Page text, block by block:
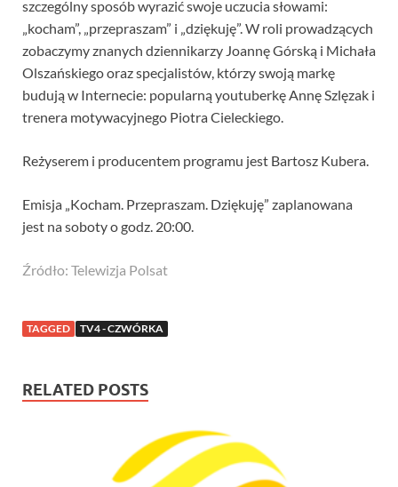
szczególny sposób wyrazić swoje uczucia słowami:
„kocham”, „przepraszam” i „dziękuję”. W roli prowadzących
zobaczymy znanych dziennikarzy Joannę Górską i Michała
Olszańskiego oraz specjalistów, którzy swoją markę
budują w Internecie: popularną youtuberkę Annę Szlęzak i
trenera motywacyjnego Piotra Cieleckiego.
Reżyserem i producentem programu jest Bartosz Kubera.
Emisja „Kocham. Przepraszam. Dziękuję” zaplanowana
jest na soboty o godz. 20:00.
Źródło: Telewizja Polsat
TAGGED TV4 - CZWÓRKA
RELATED POSTS